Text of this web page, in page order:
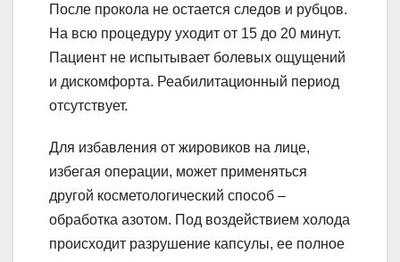
После прокола не остается следов и рубцов.
На всю процедуру уходит от 15 до 20 минут.
Пациент не испытывает болевых ощущений
и дискомфорта. Реабилитационный период
отсутствует.
Для избавления от жировиков на лице,
избегая операции, может применяться
другой косметологический способ –
обработка азотом. Под воздействием холода
происходит разрушение капсулы, ее полное